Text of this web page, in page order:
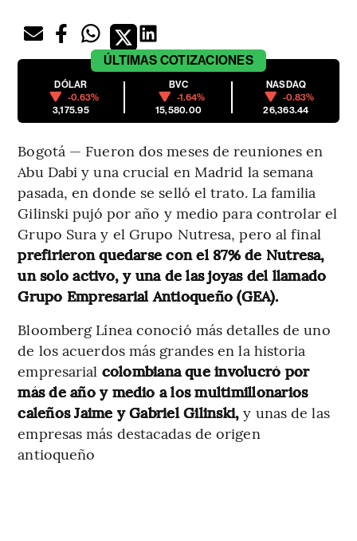
ÚLTIMAS COTIZACIONES
DÓLAR
-0.63%
3,175.95
BVC
-1.64%
15,580.00
NASDAQ
-0.83%
26,363.44
Bogotá — Fueron dos meses de reuniones en
Abu Dabi y una crucial en Madrid la semana
pasada, en donde se selló el trato. La familia
Gilinski pujó por año y medio para controlar el
Grupo Sura y el Grupo Nutresa, pero al final
prefirieron quedarse con el 87% de Nutresa,
un solo activo, y una de las joyas del llamado
Grupo Empresarial Antioqueño (GEA).
Bloomberg Línea conoció más detalles de uno
de los acuerdos más grandes en la historia
empresarial colombiana que involucró por
más de año y medio a los multimillonarios
caleños Jaime y Gabriel Gilinski, y unas de las
empresas más destacadas de origen
antioqueño